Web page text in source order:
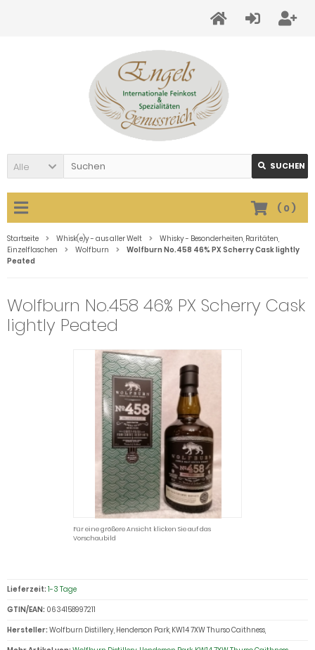
Alle SUCHEN
( 0)
Startseite Whisk(e)y - aus aller Welt
Whisky - Besonderheiten, Raritäten,
Einzelflaschen
Wolfburn
Wolfburn No.458 46% PX Scherry Cask lightly
Peated
Wolfburn No.458 46% PX Scherry Cask
lightly Peated
Für eine größere Ansicht klicken Sie auf das
Vorschaubild
Lieferzeit: 1-3 Tage
GTIN/EAN: 0634158997211
Hersteller: Wolfburn Distillery, Henderson Park, KW14 7XW Thurso Caithness,